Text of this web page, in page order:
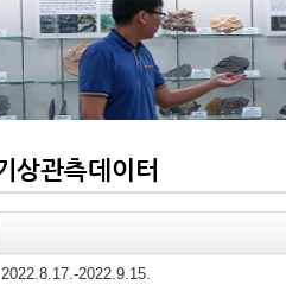
2022.8.17.-2022.9.15.